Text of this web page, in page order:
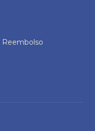
Reembolso